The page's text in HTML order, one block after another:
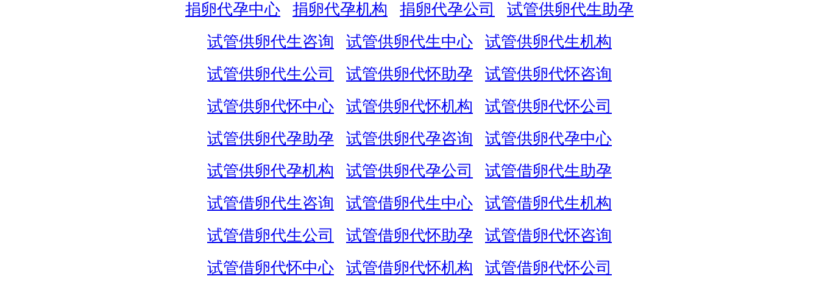
捐卵代孕中心
捐卵代孕机构 捐卵代孕公司
试管供卵代生助孕
试管供卵代生咨询
试管供卵代生中心
试管供卵代生机构
试管供卵代生公司
试管供卵代怀助孕
试管供卵代怀咨询
试管供卵代怀中心
试管供卵代怀机构
试管供卵代怀公司
试管供卵代孕助孕
试管供卵代孕咨询
试管供卵代孕中心
试管供卵代孕机构
试管供卵代孕公司
试管借卵代生助孕
试管借卵代生咨询
试管借卵代生中心
试管借卵代生机构
试管借卵代生公司
试管借卵代怀助孕
试管借卵代怀咨询
试管借卵代怀中心
试管借卵代怀机构
试管借卵代怀公司